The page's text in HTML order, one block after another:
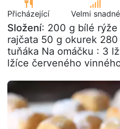
Přicházející Velmi snadné
Složení: 200 g bílé rýže
rajčata 50 g okurek
tuňáka Na omáčku : 3
lžíce červeného